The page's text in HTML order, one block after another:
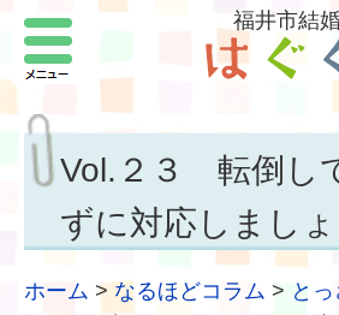
福井市結
Vol.２３ 転倒し
ずに対応しましょ
ホーム > なるほどコラム > と
メニュー
結婚したい
子どもがほしい